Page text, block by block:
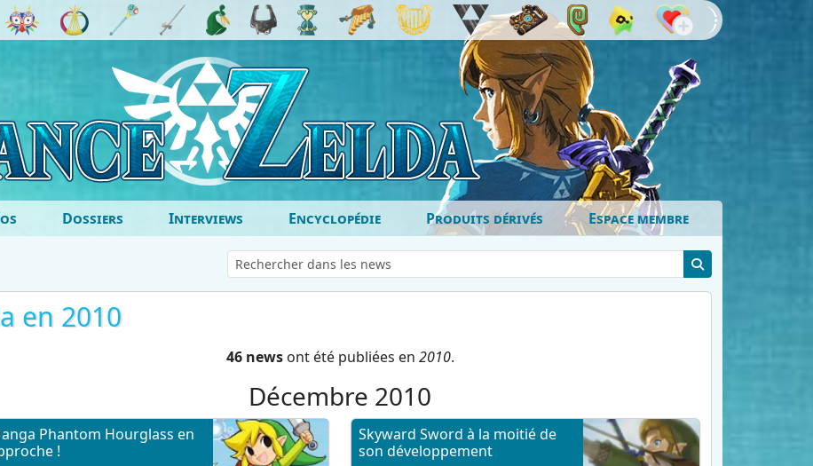
Dossiers Interviews Encyclopédie Produits dérivés Espace membre
en 2010
46 newsont été publiées en 2010.
Décembre 2010
Phantom Hourglass en
!
Skyward Sword à la moitié de
son développement